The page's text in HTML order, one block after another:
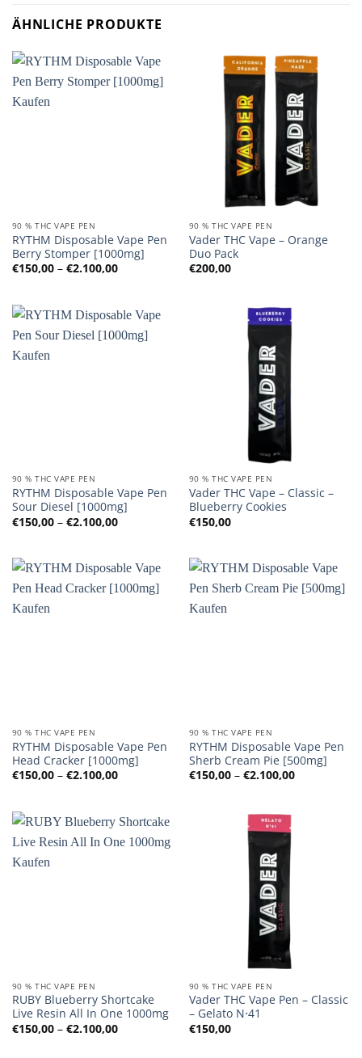
ÄHNLICHE PRODUKTE
90 % THC VAPE PEN
RYTHM Disposable Vape Pen
Berry Stomper [1000mg]
€150,00 – €2.100,00Preisspanne:
€150,00
90 % THC VAPE PEN
Vader THC Vape – Orange
Duo Pack
€200,00
90 % THC VAPE PEN
RYTHM Disposable Vape Pen
Sour Diesel [1000mg]
€150,00 – €2.100,00Preisspanne:
€150,00
90 % THC VAPE PEN
Vader THC Vape – Classic –
Blueberry Cookies
€150,00
90 % THC VAPE PEN
RYTHM Disposable Vape Pen
Head Cracker [1000mg]
€150,00 – €2.100,00Preisspanne:
€150,00
90 % THC VAPE PEN
RYTHM Disposable Vape Pen
Sherb Cream Pie [500mg]
€150,00 – €2.100,00
€150,00
90 % THC VAPE PEN
RUBY Blueberry Shortcake
Live Resin All In One 1000mg
€150,00 – €2.100,00Preisspanne:
€150,00
90 % THC VAPE PEN
Vader THC Vape Pen – Classic
– Gelato N⋅41
€150,00